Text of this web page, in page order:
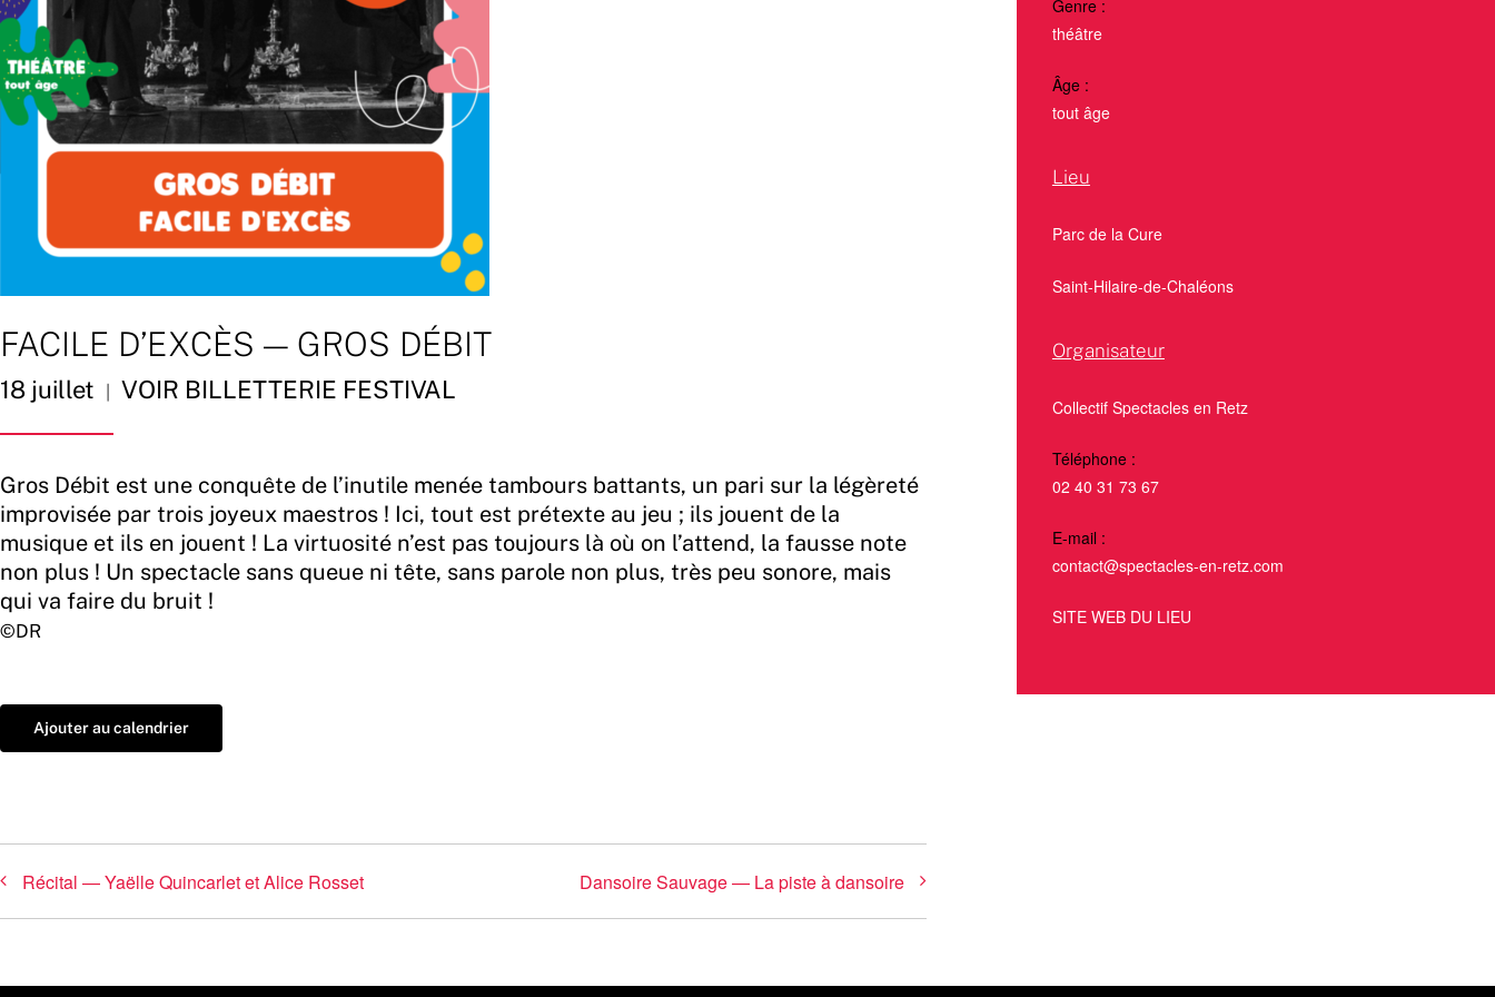
FACILE D’EXCÈS — GROS DÉBIT
18 juillet VOIR BILLETTERIE FESTIVAL
Gros Débit est une conquête de l’inutile menée tambours battants, un pari sur la légèreté
improvisée par trois joyeux maestros ! Ici, tout est prétexte au jeu ; ils jouent de la
musique et ils en jouent ! La virtuosité n’est pas toujours là où on l’attend, la fausse note
non plus ! Un spectacle sans queue ni tête, sans parole non plus, très peu sonore, mais
qui va faire du bruit !
©DR
Ajouter au calendrier
Récital — Yaëlle Quincarlet et Alice Rosset Dansoire Sauvage — La piste à dansoire
Genre :
théâtre
Âge :
tout âge
Lieu
Parc de la Cure
Saint-Hilaire-de-Chaléons
Organisateur
Collectif Spectacles en Retz
Téléphone :
02 40 31 73 67
E-mail :
contact@spectacles-en-retz.com
SITE WEB DU LIEU